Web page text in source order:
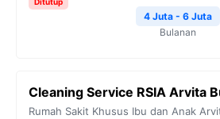
4 Juta - 6 Juta
Bulanan
Cleaning Service RSIA Arvita
Rumah Sakit Khusus Ibu dan Anak